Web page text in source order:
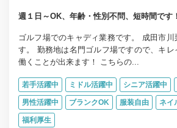
週１日～OK、年齢・性別不問、短時間です！
ゴルフ場でのキャディ業務です。 成田市川
す。 勤務地は名門ゴルフ場ですので、キレ
働くことが出来ます！ こちらの...
若手活躍中 ミドル活躍中 シニア活躍中
男性活躍中 ブランクOK 服装自由 ネイ
福利厚生